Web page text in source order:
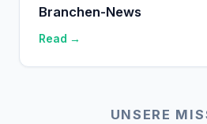
Branchen-News
Read →
UNSERE